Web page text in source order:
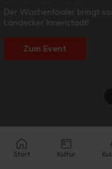
28.07.2026 -
Seid ihr gerüstet für ein
Zum Angebot
Start
Kultur